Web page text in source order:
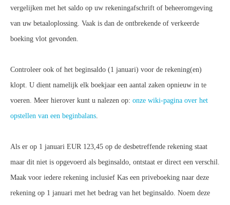
vergelijken met het saldo op uw rekeningafschrift of beheeromgeving
van uw betaaloplossing. Vaak is dan de ontbrekende of verkeerde
boeking vlot gevonden.
Controleer ook of het beginsaldo (1 januari) voor de rekening(en)
klopt. U dient namelijk elk boekjaar een aantal zaken opnieuw in te
voeren. Meer hierover kunt u nalezen op: onze wiki-pagina over het
opstellen van een beginbalans.
Als er op 1 januari EUR 123,45 op de desbetreffende rekening staat
maar dit niet is opgevoerd als beginsaldo, ontstaat er direct een verschil.
Maak voor iedere rekening inclusief Kas een priveboeking naar deze
rekening op 1 januari met het bedrag van het beginsaldo. Noem deze